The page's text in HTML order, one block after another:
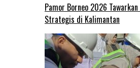
Pamor Borneo 2026
Strategis di Kalimantan